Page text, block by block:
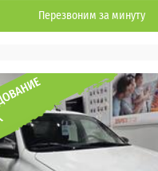
Перезвоним за минуту